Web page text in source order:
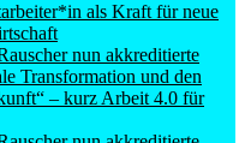
als Kraft für neue
nun akkreditierte
Transformation und den
– kurz Arbeit 4.0 für